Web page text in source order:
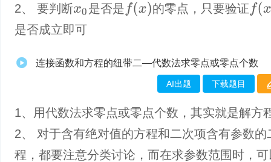
2、 要判断x0 是否是 (x) 的零点，只要验证 (x0)=
是否成立即可
连接函数和方程的纽带二—代数法求零点或零点个数
AI出题 下载题目
1、​用代数法求零点或零点个数，其实就是解方
2、 对于含有绝对值的方程和二次项含有参数的
程，都要注意分类讨论，而在求参数范围时，